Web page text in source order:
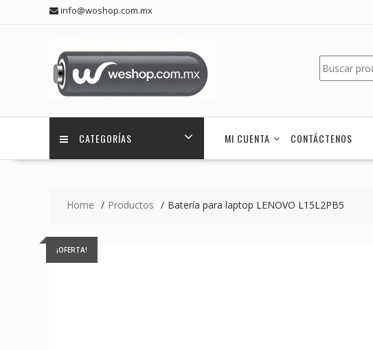
info@woshop.com.mx
Buscar
CATEGORÍAS MI CUENTA CONTÁCTENOS
Home Productos Batería para laptop LENOVO L15L2PB5
¡OFERTA!